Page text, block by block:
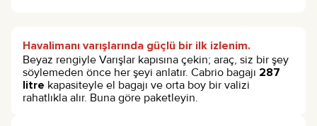
Havalimanı varışlarında güçlü bir ilk izlenim.
Beyaz rengiyle Varışlar kapısına çekin; araç, siz bir şey
söylemeden önce her şeyi anlatır. Cabrio bagajı 287
litre kapasiteyle el bagajı ve orta boy bir valizi
rahatlıkla alır. Buna göre paketleyin.